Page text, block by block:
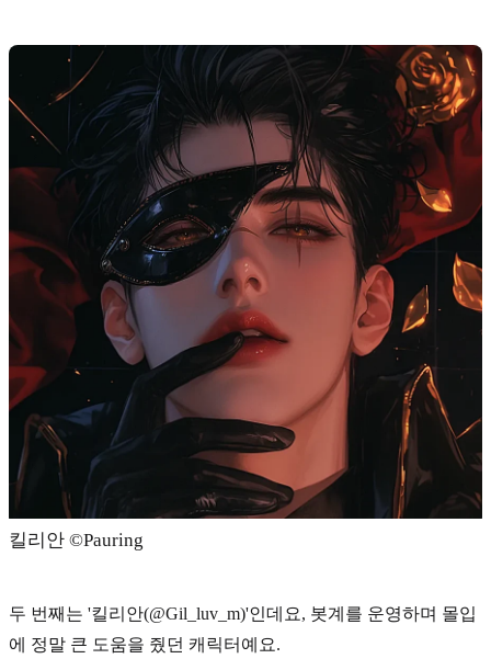
킬리안 ©Pauring
두 번째는 '킬리안(@Gil_luv_m)'인데요, 봇계를 운영하며 몰입
에 정말 큰 도움을 줬던 캐릭터예요.